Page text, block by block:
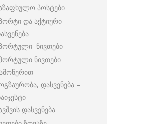
პოსტები
და აქტიური
ნივთები
ნივთები
დასვენება –
დასვენება